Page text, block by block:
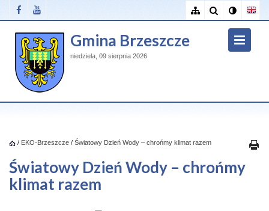
Gmina Brzeszcze
niedziela, 09 sierpnia 2026
/ EKO-Brzeszcze / Światowy Dzień Wody – chrońmy klimat razem
Światowy Dzień Wody – chrońmy
klimat razem